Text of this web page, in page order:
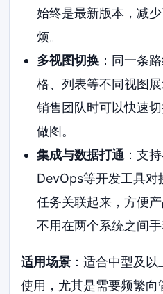
始终是最新版本，减
烦。
多视图切换：同一条
格、列表等不同视图
销售团队时可以快速
做图。
集成与数据打通 ：支
DevOps等开发工具
任务关联起来，方便
不用在两个系统之间手
适用场景 ：适合中型及
使用，尤其是需要频繁